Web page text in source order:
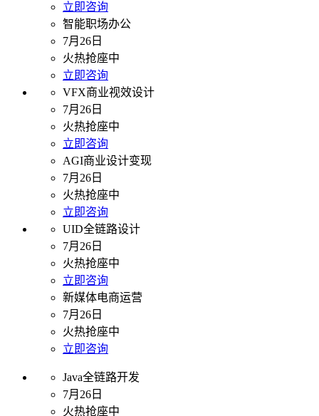
立即咨询
智能职场办公
7月26日
火热抢座中
立即咨询
VFX商业视效设计
7月26日
火热抢座中
立即咨询
AGI商业设计变现
7月26日
火热抢座中
立即咨询
UID全链路设计
7月26日
火热抢座中
立即咨询
新媒体电商运营
7月26日
火热抢座中
立即咨询
Java全链路开发
7月26日
火热抢座中